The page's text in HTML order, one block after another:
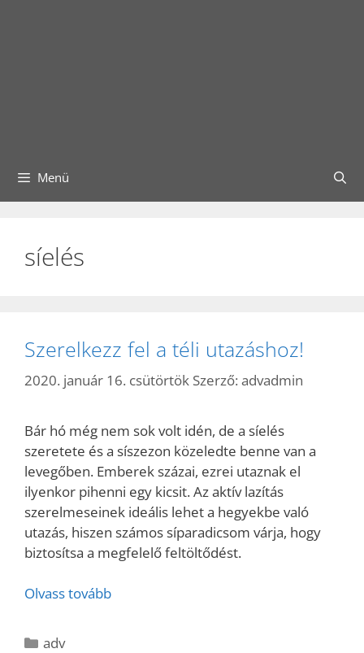
Menü
síelés
Szerelkezz fel a téli utazáshoz!
2020. január 16. csütörtök Szerző: advadmin
Bár hó még nem sok volt idén, de a síelés
szeretete és a síszezon közeledte benne van a
levegőben. Emberek százai, ezrei utaznak el
ilyenkor pihenni egy kicsit. Az aktív lazítás
szerelmeseinek ideális lehet a hegyekbe való
utazás, hiszen számos síparadicsom várja, hogy
biztosítsa a megfelelő feltöltődést.
Olvass tovább
Kategória
adv